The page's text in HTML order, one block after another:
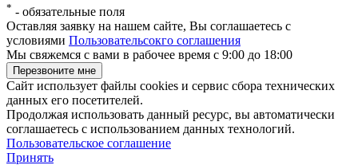
* - обязательные поля
Оставляя заявку на нашем сайте, Вы соглашаетесь с
условиями Пользовательсокго соглашения
Мы свяжемся с вами в рабочее время с 9:00 до 18:00
Сайт использует файлы cookies и сервис сбора технических
данных его посетителей.
Продолжая использовать данный ресурс, вы автоматически
соглашаетесь с использованием данных технологий.
Пользовательское соглашение
Принять